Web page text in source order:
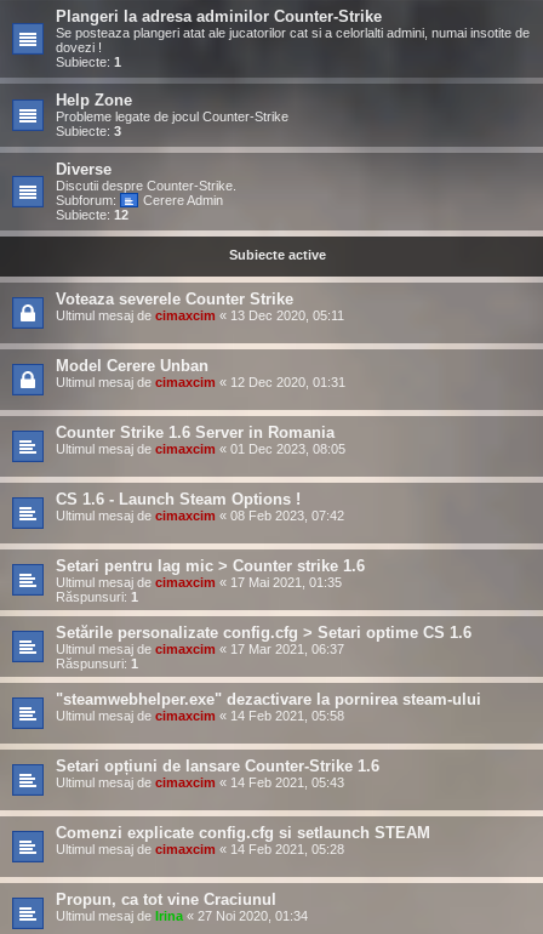
Plangeri la adresa adminilor Counter-Strike
Se posteaza plangeri atat ale jucatorilor cat si a celorlalti admini, numai insotite de
dovezi !
Subiecte: 1
Help Zone
Probleme legate de jocul Counter-Strike
Subiecte: 3
Diverse
Discutii despre Counter-Strike.
Subforum:
Cerere Admin
Subiecte: 12
Subiecte active
Voteaza severele Counter Strike
Ultimul mesaj de cimaxcim « 13 Dec 2020, 05:11
Model Cerere Unban
Ultimul mesaj de cimaxcim « 12 Dec 2020, 01:31
Counter Strike 1.6 Server in Romania
Ultimul mesaj de cimaxcim « 01 Dec 2023, 08:05
CS 1.6 - Launch Steam Options !
Ultimul mesaj de cimaxcim « 08 Feb 2023, 07:42
Setari pentru lag mic > Counter strike 1.6
Ultimul mesaj de cimaxcim « 17 Mai 2021, 01:35
Răspunsuri: 1
Setările personalizate config.cfg > Setari optime CS 1.6
Ultimul mesaj de cimaxcim « 17 Mar 2021, 06:37
Răspunsuri: 1
"steamwebhelper.exe" dezactivare la pornirea steam-ului
Ultimul mesaj de cimaxcim « 14 Feb 2021, 05:58
Setari opțiuni de lansare Counter-Strike 1.6
Ultimul mesaj de cimaxcim « 14 Feb 2021, 05:43
Comenzi explicate config.cfg si setlaunch STEAM
Ultimul mesaj de cimaxcim « 14 Feb 2021, 05:28
Propun, ca tot vine Craciunul
Ultimul mesaj de Irina « 27 Noi 2020, 01:34